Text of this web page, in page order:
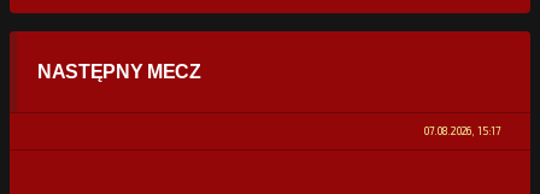
STATYSTYKI
0% 100%
NASTĘPNY MECZ
07.08.2026, 15:17